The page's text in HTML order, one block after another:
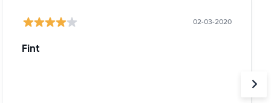
02-03-2020
Fint